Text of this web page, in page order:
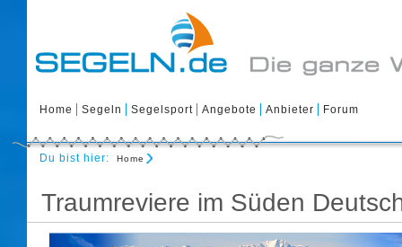
Home Segeln Segelsport Angebote Anbieter Forum
Du bist hier: Home
Traumreviere im Süden